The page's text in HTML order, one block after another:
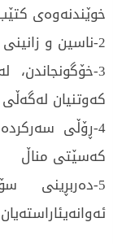
خوێندنەوەی
2-ناسین و زانینی كەسێتی خۆی و خۆبەكەم نەزانین
3-
كەوتنیان
4-ڕۆڵی
كەسێتی مناڵ
5-